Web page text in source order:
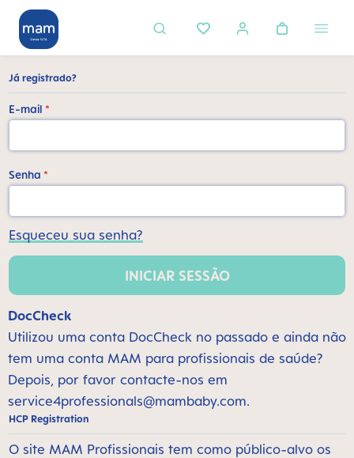
principal
Já registrado?
E-mail *
Senha *
Esqueceu sua senha?
INICIAR SESSÃO
DocCheck
Utilizou uma conta DocCheck no passado e ainda não
tem uma conta MAM para profissionais de saúde?
Depois, por favor contacte-nos em
service4professionals@mambaby.com.
HCP Registration
O site MAM Profissionais tem como público-alvo os